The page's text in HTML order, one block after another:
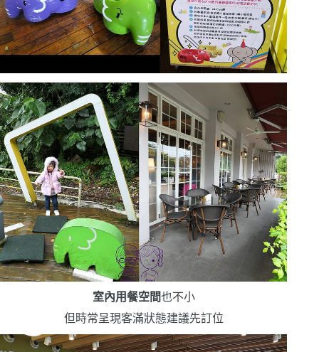
室內用餐空間也不小
但時常呈現客滿狀態建議先訂位